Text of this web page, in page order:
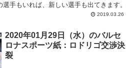
手もいれば、新しい選手も出てきます。
2019.03.26
2020年01月29日（水）のバルセ
ロナスポーツ紙：ロドリゴ交渉決
裂